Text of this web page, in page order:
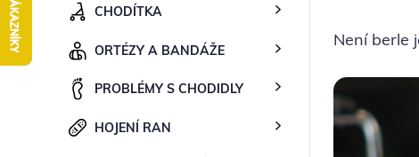
CHODÍTKA
ORTÉZY A BANDÁŽE
PROBLÉMY S CHODIDLY
HOJENÍ RAN
Není berle